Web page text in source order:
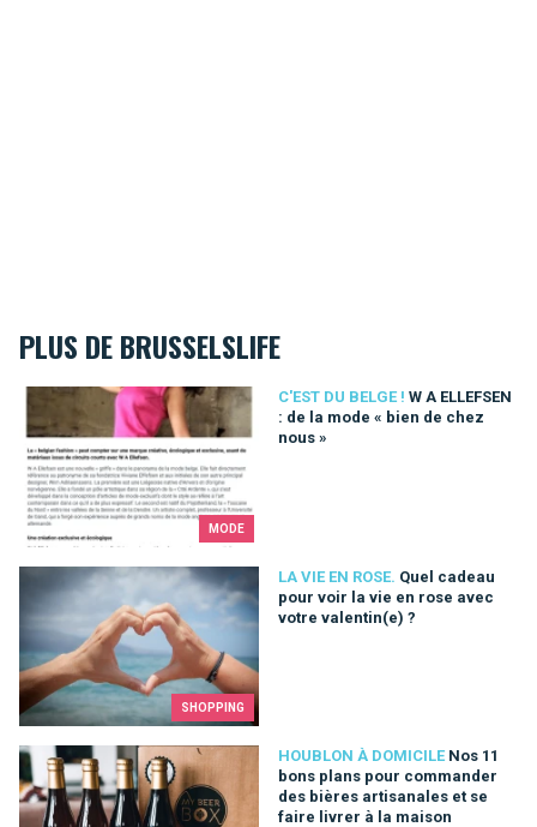
PLUS DE BRUSSELSLIFE
MODE
C'EST DU BELGE ! W A ELLEFSEN
: de la mode « bien de chez
nous »
W A ELLEFSEN : de la mode « bien de chez nous »
SHOPPING
LA VIE EN ROSE. Quel cadeau
pour voir la vie en rose avec
votre valentin(e) ?
Quel cadeau pour voir la vie en rose avec votre valentin(e) ?
HOUBLON À DOMICILE Nos 11
bons plans pour commander
des bières artisanales et se
faire livrer à la maison
Nos 11 bons plans pour commander des bières artisanales